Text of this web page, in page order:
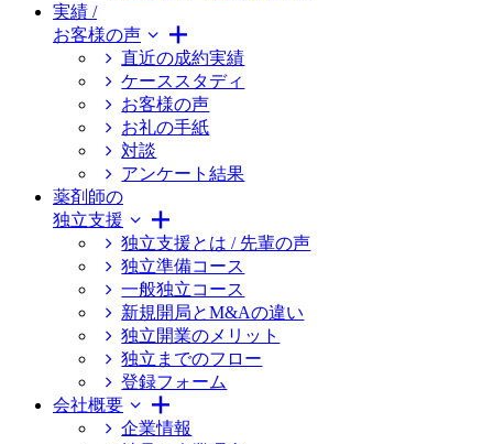
実績 /
お客様の声
直近の成約実績
ケーススタディ
お客様の声
お礼の手紙
対談
アンケート結果
薬剤師の
独立支援
独立支援とは / 先輩の声
独立準備コース
一般独立コース
新規開局とM&Aの違い
独立開業のメリット
独立までのフロー
登録フォーム
会社概要
企業情報